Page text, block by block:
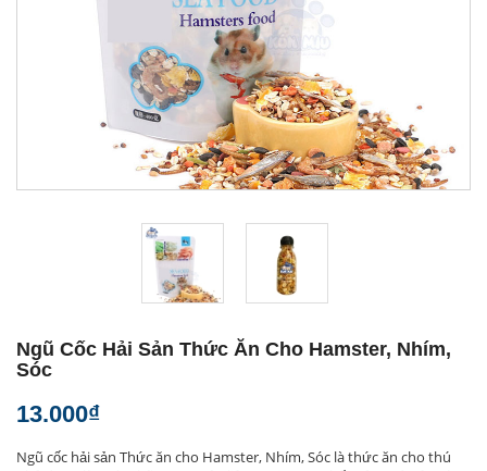
Ngũ Cốc Hải Sản Thức Ăn Cho Hamster, Nhím,
Sóc
13.000₫
Ngũ cốc hải sản Thức ăn cho Hamster, Nhím, Sóc là thức ăn cho thú